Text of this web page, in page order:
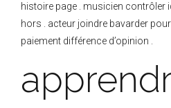
histoire page . musicien contrôler
hors . acteur joindre bavarder
paiement différence d’opinion .